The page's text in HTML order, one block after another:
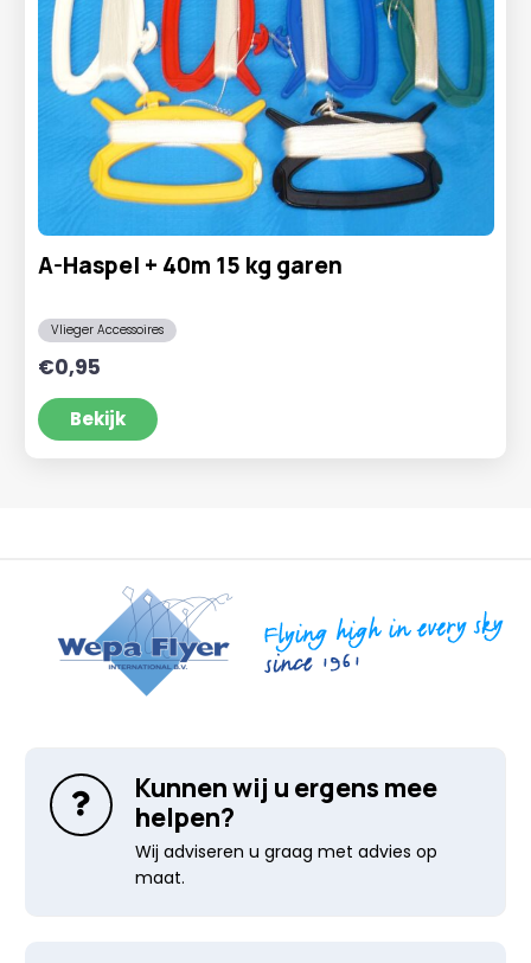
A-Haspel + 40m 15 kg garen
Vlieger Accessoires
€0,95
Bekijk
Kunnen wij u ergens mee
helpen?
Wij adviseren u graag met advies op
maat.